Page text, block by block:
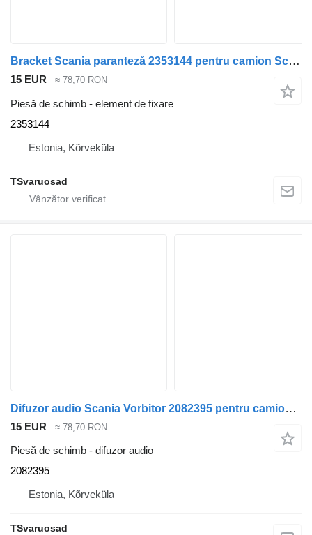
Bracket Scania paranteză 2353144 pentru camion Scania R500
15 EUR ≈ 78,70 RON
Piesă de schimb - element de fixare
2353144
Estonia, Kõrveküla
TSvaruosad
Difuzor audio Scania Vorbitor 2082395 pentru camion Scania R500
15 EUR ≈ 78,70 RON
Piesă de schimb - difuzor audio
2082395
Estonia, Kõrveküla
TSvaruosad